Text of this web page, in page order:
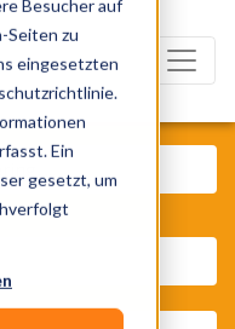
Besucher auf
Seiten zu
eingesetzten
Ein
gesetzt, um
Künstler, Zelte, Bands,